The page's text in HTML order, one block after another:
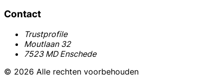
Contact
Trustprofile
Moutlaan 32
7523 MD Enschede
© 2026 Alle rechten voorbehouden